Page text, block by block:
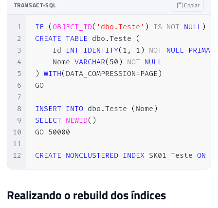
TRANSACT-SQL Copiar
1
2
3
4
5
6
7
8
9
10
11
12
IF (OBJECT_ID( 'dbo.Teste' ) IS NOT NULL )
CREATE TABLE dbo .Teste
(
    Id
INT IDENTITY( 1 , 1 ) NOT NULL
    Nome
VARCHAR( 50 ) NOT NULL
) WITH( DATA_COMPRESSION=PAGE )
GO
INSERT INTO dbo .Teste ( Nome )
SELECT NEWID( )
GO 50000
CREATE NONCLUSTERED INDEX SK01_Teste ON
Realizando o rebuild dos índices